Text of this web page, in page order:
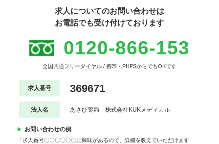
求人についてのお問い合わせは
お電話でも受け付けております
0120-866-153
全国共通フリーダイヤル / 携帯・PHPSからでもOKです
求人番号 369671
法人名 あさひ薬局 株式会社KUKメディカル
お問い合わせの例
「求人番号〇〇〇〇〇〇に興味があるので、詳細を教えていただけます